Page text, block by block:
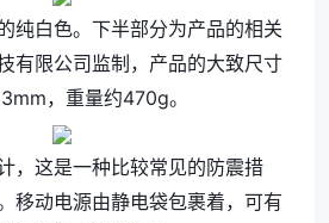
纯白色。下半部分为产品的相关
有限公司监制，产品的大致尺寸
，重量约470g。
，这是一种比较常见的防震措
移动电源由静电袋包裹着，可有